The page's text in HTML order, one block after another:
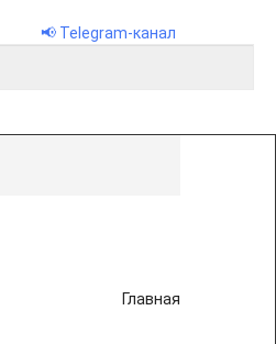
📢 Telegram-канал
Главная